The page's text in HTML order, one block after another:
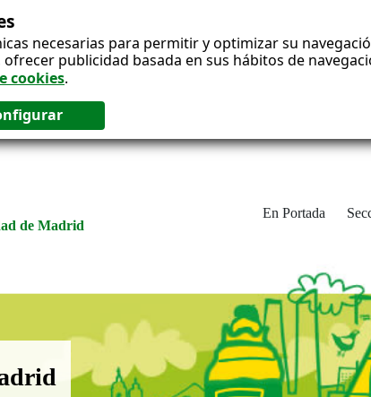
necesarias para permitir y optimizar su
publicidad basada en sus hábitos de
cookies.
de Madrid
En Portada
de Madrid